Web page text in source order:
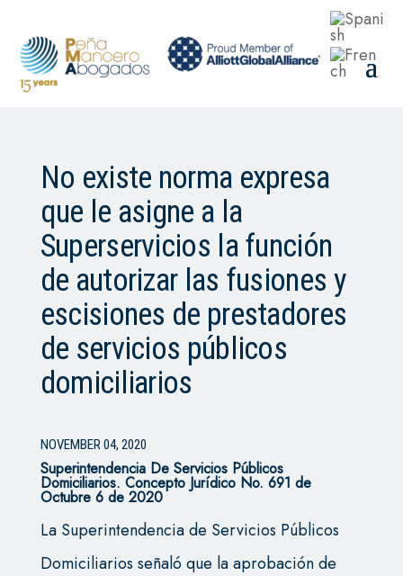
No existe norma expresa
que le asigne a la
Superservicios la función
de autorizar las fusiones y
escisiones de prestadores
de servicios públicos
domiciliarios
NOVEMBER 04, 2020
Superintendencia De Servicios Públicos
Domiciliarios. Concepto Jurídico No. 691 de
Octubre 6 de 2020
La Superintendencia de Servicios Públicos
Domiciliarios señaló que la aprobación de